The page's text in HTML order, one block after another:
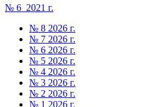
№ 6 2021 г.
№ 8 2026 г.
№ 7 2026 г.
№ 6 2026 г.
№ 5 2026 г.
№ 4 2026 г.
№ 3 2026 г.
№ 2 2026 г.
№ 1 2026 г.